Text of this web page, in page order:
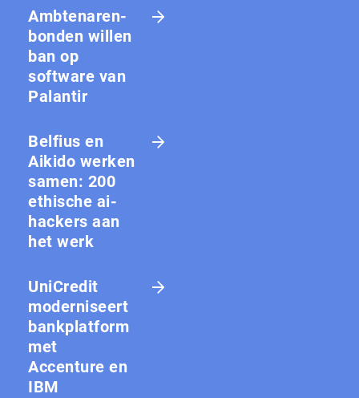
Amb­te­na­ren­
bon­den willen
ban op
software van
Palantir
Belfius en
Aikido werken
samen: 200
ethische ai-
hackers aan
het werk
UniCredit
moderniseert
bankplatform
met
Accenture en
IBM